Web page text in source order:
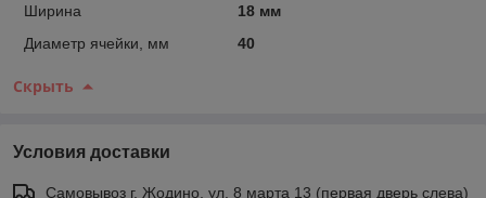
Ширина
18 мм
Диаметр ячейки, мм
40
Скрыть
Условия доставки
Самовывоз г. Жодино, ул. 8 марта 13 (первая дверь слева)